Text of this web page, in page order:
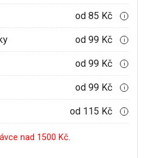
od 85 Kč i
od 99 Kč i
od 99 Kč i
od 99 Kč i
od 115 Kč i
nad 1500 Kč.